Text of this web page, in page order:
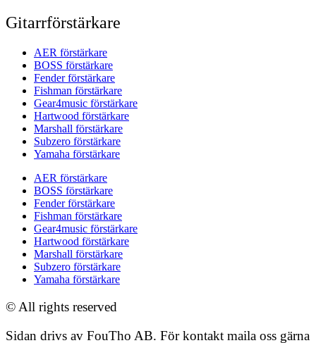
Gitarrförstärkare
AER förstärkare
BOSS förstärkare
Fender förstärkare
Fishman förstärkare
Gear4music förstärkare
Hartwood förstärkare
Marshall förstärkare
Subzero förstärkare
Yamaha förstärkare
AER förstärkare
BOSS förstärkare
Fender förstärkare
Fishman förstärkare
Gear4music förstärkare
Hartwood förstärkare
Marshall förstärkare
Subzero förstärkare
Yamaha förstärkare
© All rights reserved
Sidan drivs av FouTho AB. För kontakt maila oss gärna